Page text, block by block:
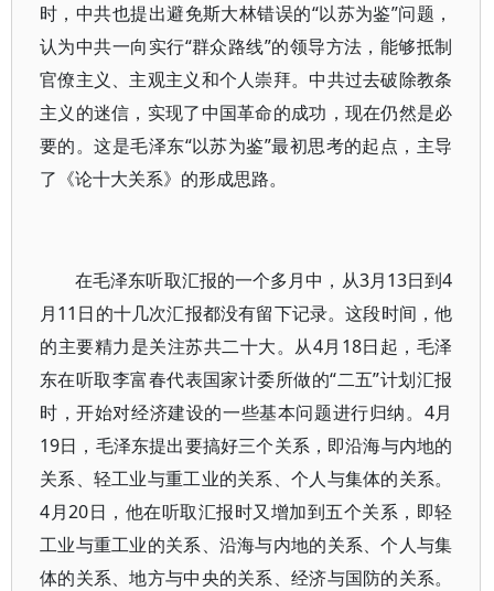
时，中共也提出避免斯大林错误的“以苏为鉴”问题，
认为中共一向实行“群众路线”的领导方法，能够抵制
官僚主义、主观主义和个人崇拜。中共过去破除教条
主义的迷信，实现了中国革命的成功，现在仍然是必
要的。这是毛泽东“以苏为鉴”最初思考的起点，主导
了《论十大关系》的形成思路。
在毛泽东听取汇报的一个多月中，从3月13日到4
月11日的十几次汇报都没有留下记录。这段时间，他
的主要精力是关注苏共二十大。从4月18日起，毛泽
东在听取李富春代表国家计委所做的“二五”计划汇报
时，开始对经济建设的一些基本问题进行归纳。4月
19日，毛泽东提出要搞好三个关系，即沿海与内地的
关系、轻工业与重工业的关系、个人与集体的关系。
4月20日，他在听取汇报时又增加到五个关系，即轻
工业与重工业的关系、沿海与内地的关系、个人与集
体的关系、地方与中央的关系、经济与国防的关系。